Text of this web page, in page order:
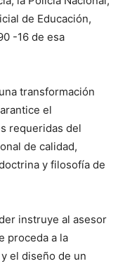
de Educación,
-16 de esa
transformación
el
requeridas del
de calidad,
y filosofía de
instruye al asesor
proceda a la
el diseño de un